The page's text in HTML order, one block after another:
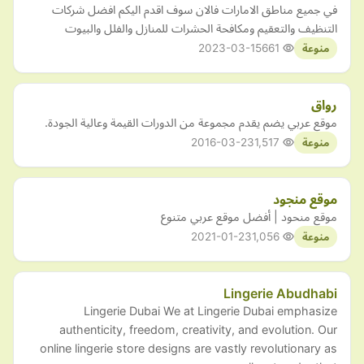
في جميع مناطق الامارات فالان سوف اقدم اليكم افضل شركات
التنظيف والتعقيم ومكافحة الحشرات للمنازل والفلل والبيوت
منوعة 2023-03-15
رواق
موقع عربي يضم يقدم مجموعة من الدورات القيمة وعالية الجودة.
منوعة 2016-03-23
موقع منجود
موقع منحود | أفضل موقع عربي متنوع
منوعة 2021-01-23
Lingerie Abudhabi
Lingerie Dubai We at Lingerie Dubai emphasize
authenticity, freedom, creativity, and evolution. Our
online lingerie store designs are vastly revolutionary as